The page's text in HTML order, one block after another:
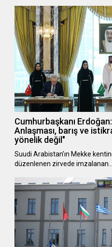
Cumhurbaşkanı
Anlaşması, barış ve
yönelik değil"
Suudi Arabistan’ın Mekke
düzenlenen zirvede imzalanan…